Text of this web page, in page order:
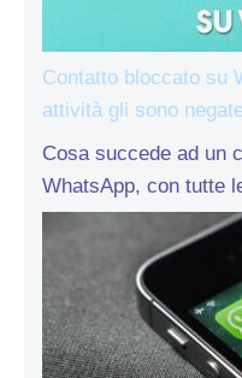
Contatto bloccato su
attività gli sono
Cosa succede ad un
WhatsApp, con tutte